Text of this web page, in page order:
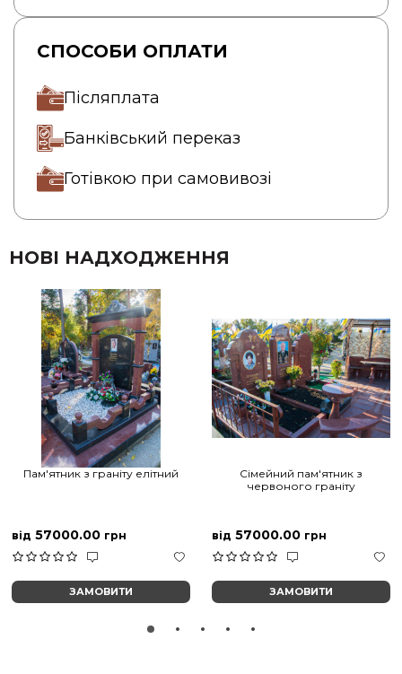
СПОСОБИ ОПЛАТИ
Післяплата
Банківський переказ
Готівкою при самовивозі
НОВІ НАДХОДЖЕННЯ
Пам'ятник з граніту елітний
від 57000.00 грн
ЗАМОВИТИ
Сімейний пам'ятник з
червоного граніту
від 57000.00 грн
ЗАМОВИТИ